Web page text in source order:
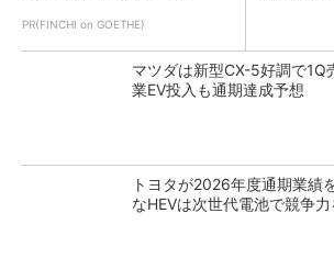
PR(FINCHI on GOETHE)
マツダは新型CX-5好調で1Q
業EV投入も通期達成予想
トヨタが2026年度通期業績
なHEVは次世代電池で競争